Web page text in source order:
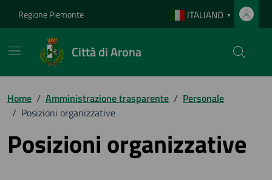
Regione Piemonte ITALIANO ▼
Città di Arona
Home / Amministrazione trasparente / Personale
/ Posizioni organizzative
Posizioni organizzative